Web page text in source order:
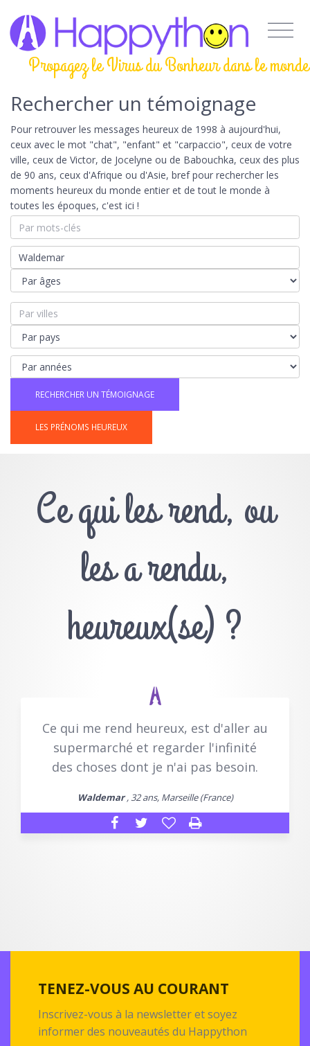
Propagez le Virus du Bonheur dans le monde
Rechercher un témoignage
Pour retrouver les messages heureux de 1998 à aujourd'hui,
ceux avec le mot "chat", "enfant" et "carpaccio", ceux de votre
ville, ceux de Victor, de Jocelyne ou de Babouchka, ceux des plus
de 90 ans, ceux d'Afrique ou d'Asie, bref pour rechercher les
moments heureux du monde entier et de tout le monde à
toutes les époques, c'est ici !
LES PRÉNOMS HEUREUX
Ce qui les rend, ou
les a rendu,
heureux(se) ?
Ce qui me rend heureux, est d'aller au
supermarché et regarder l'infinité
des choses dont je n'ai pas besoin.
Waldemar, 32 ans, Marseille (France)
TENEZ-VOUS AU COURANT
Inscrivez-vous à la newsletter et soyez
informer des nouveautés du Happython